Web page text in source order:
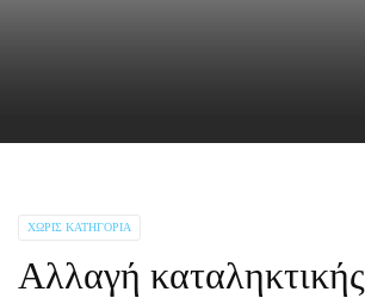
ΧΩΡΊΣ ΚΑΤΗΓΟΡΊΑ
Αλλαγή καταληκτικής